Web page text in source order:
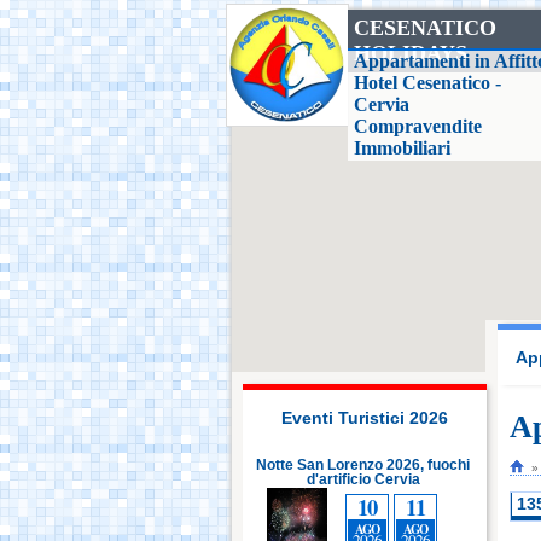
CESENATICO
HOLIDAYS
Appartamenti in
Hotel Cesenatico -
Cervia
Compravendite
Immobiliari
Eventi Turistici 2026
Notte San Lorenzo 2026, fuochi
d'artificio Cervia
10 11
AGO
Notte San Lorenzo 2026, fuochi
d'artificio Cervia
10
AGO
11
AGO
Casa delle Farfalle,
Milano Marittima
Adriatic Golf Club
Cervia - Milano
Marittima
Parco Oltremare -
Fiabilandia Rimini